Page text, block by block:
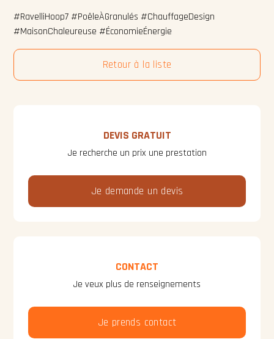
#RavelliHoop7 #PoêleÀGranulés #ChauffageDesign
#MaisonChaleureuse #ÉconomieÉnergie
Retour à la liste
DEVIS GRATUIT
Je recherche un prix une prestation
Je demande un devis
CONTACT
Je veux plus de renseignements
Je prends contact